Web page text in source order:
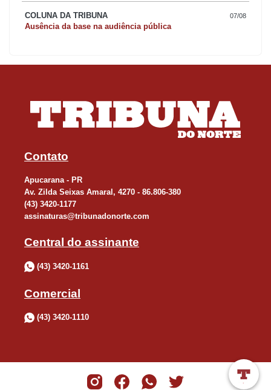
COLUNA DA TRIBUNA 07/08
Ausência da base na audiência pública
Contato
Apucarana - PR
Av. Zilda Seixas Amaral, 4270 - 86.806-380
(43) 3420-1177
assinaturas@tribunadonorte.com
Central do assinante
(43) 3420-1161
Comercial
(43) 3420-1110